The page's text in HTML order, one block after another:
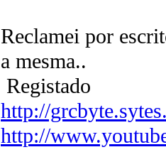
Reclamei por
a mesma..
Registado
http://
http://